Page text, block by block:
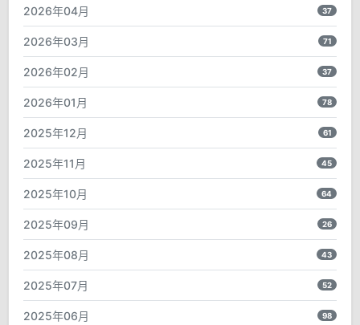
2026年04月 37
2026年03月 71
2026年02月 37
2026年01月 78
2025年12月 61
2025年11月 45
2025年10月 64
2025年09月 26
2025年08月 43
2025年07月 52
2025年06月 98